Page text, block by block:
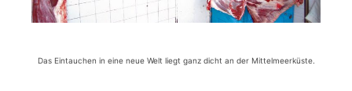
Das Eintauchen in eine neue Welt liegt ganz dicht an der Mittelmeerküste.